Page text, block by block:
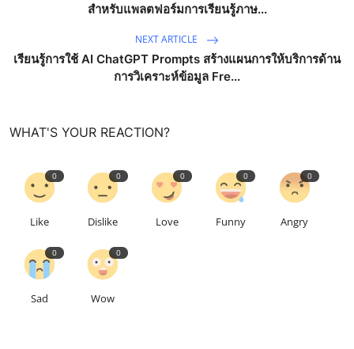
สำหรับแพลตฟอร์มการเรียนรู้ภาษ...
NEXT ARTICLE
เรียนรู้การใช้ AI ChatGPT Prompts สร้างแผนการให้บริการด้าน
การวิเคราะห์ข้อมูล Fre...
WHAT'S YOUR REACTION?
0
Like
0
Dislike
0
Love
0
Funny
0
Angry
0
Sad
0
Wow